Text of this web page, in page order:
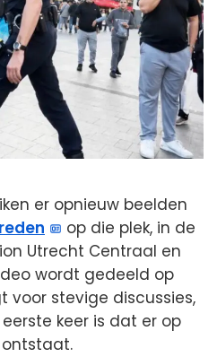
er opnieuw beelden
op die plek, in de
Utrecht Centraal en
wordt gedeeld op
voor stevige discussies,
keer is dat er op